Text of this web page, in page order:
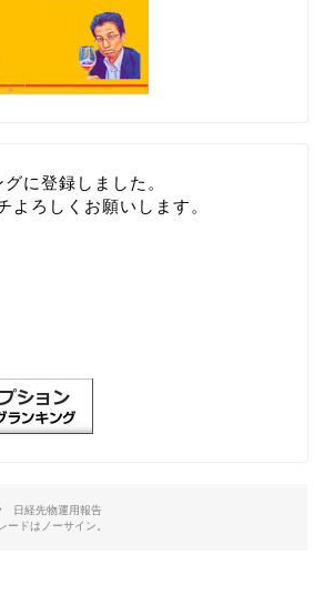
に登録しました。
よろしくお願いします。
日経先物運用報告
ードはノーサイン。